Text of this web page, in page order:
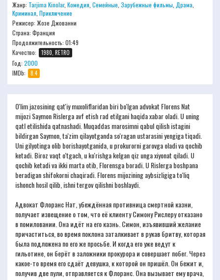
Жанр: Tarjima Kinolar, Комедия Семейные Зарубежные фильмы Драма
Криминал Приключение
Режисер: Жозе Джованни
Страна: Франция
Продолжительность: 01:49
Качество:
1980, RETRO
Год: 2000
IMDb:
8.4
O'lim jazosining qat'iy muxoliflaridan biri bo'lgan advokat Florens Nat
mijozi Saymon Rislerga avf etish rad etilgani haqida xabar oladi. U uning
qatl etilishida qatnashadi. Muqaddas marosimni qabul qilish istagini
bildirgan Saymon, ta'zim qilayotganda so'ragan ustarasini yengiga tiqadi.
Uni gilyotinga olib borishayotganida, u prokurorni garovga oladi va qochib
ketadi. Biroz vaqt o'tgach, u ko'rishga kelgan qiz unga xiyonat qiladi. U
qochib ketadi va ikki marta otib, Florensga boradi. U Rislerga boshpana
beradigan shifokorni chaqiradi. Florens mijozining aybsizligiga to'liq
ishonch hosil qilib, ishni tergov qilishni boshlaydi.
Адвокат Флоранс Нат, убеждённая противница смертной казни,
получает извещение о том, что её клиенту Симону Рислеру отказано
в помиловании. Она идёт на его казнь. Симон, изъявивший желание
причаститься, во время поклона заталкивает в рукав бритву, которая
была подложена по его же просьбе. И когда его уже ведут к
гильотине, он берёт в заложники прокурора и совершает побег. Через
какое-то время его сдаёт девушка, к которой он пришёл. Он бежит и,
получив две пули, отправляется к Флоранс. Она вызывает ему врача,